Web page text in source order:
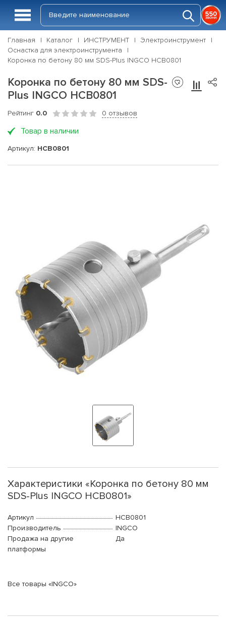
Главная Каталог ИНСТРУМЕНТ
Электроинструмент
Оснастка для электроинструмента
Коронка по бетону 80 мм SDS-Plus INGCO HCB0801
Коронка по бетону 80 мм SDS-
Plus INGCO HCB0801
Рейтинг 0.0 0 отзывов
Товар в наличии
Артикул: HCB0801
Характеристики «Коронка по бетону 80 мм
SDS-Plus INGCO HCB0801»
Артикул
HCB0801
Производитель
INGCO
Продажа на другие
платформы
Да
Все товары «INGCO»